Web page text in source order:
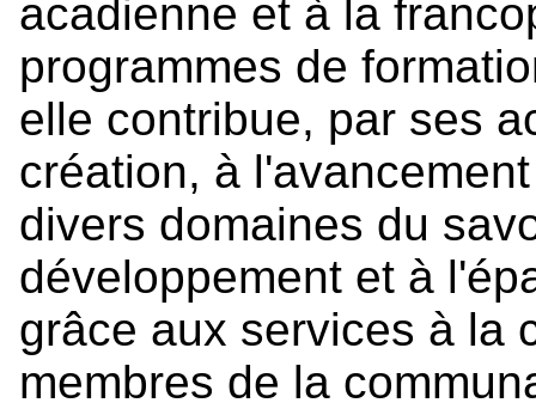
acadienne et à la
programmes de
elle contribue, par ses
création, à
divers domaines du
développement et à
grâce aux services à la
membres de la